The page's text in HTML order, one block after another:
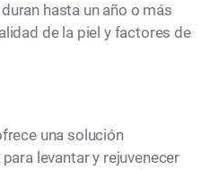
hasta un año o más
de la piel y factores de
una solución
levantar y rejuvenecer